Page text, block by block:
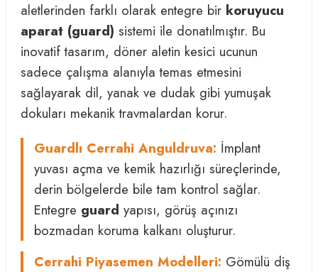
aletlerinden farklı olarak entegre bir koruyucu
aparat (guard) sistemi ile donatılmıştır. Bu
inovatif tasarım, döner aletin kesici ucunun
sadece çalışma alanıyla temas etmesini
sağlayarak dil, yanak ve dudak gibi yumuşak
dokuları mekanik travmalardan korur.
Guardlı Cerrahi Anguldruva: İmplant
yuvası açma ve kemik hazırlığı süreçlerinde,
derin bölgelerde bile tam kontrol sağlar.
Entegre guard yapısı, görüş açınızı
bozmadan koruma kalkanı oluşturur.
Cerrahi Piyasemen Modelleri: Gömülü diş